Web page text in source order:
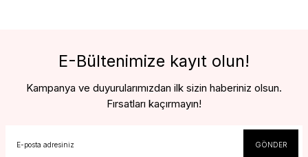
E-Bültenimize kayıt olun!
Kampanya ve duyurularımızdan ilk sizin haberiniz olsun.
Fırsatları kaçırmayın!
GÖNDER